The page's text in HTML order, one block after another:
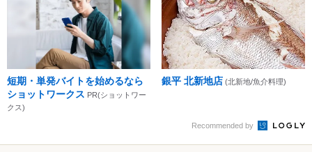
短期・単発バイトを始めるなら
ショットワークス PR(ショットワー
クス)
銀平 北新地店 (北新地/魚介料理)
Recommended by